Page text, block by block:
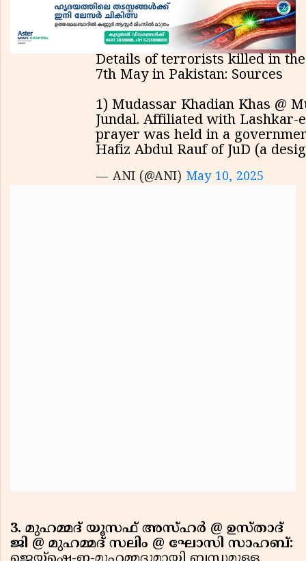
Details of terrorists killed in
7th May in Pakistan: Sources
1) Mudassar Khadian Khas @
Jundal. Affiliated with Lashkar-
prayer was held in a
Hafiz Abdul Rauf of JuD (a
— ANI (@ANI) May 10, 2025
3. മുഹമ്മദ് യൂസഫ് അസ്ഹർ @ ഉസ്താദ്
ജി @ മുഹമ്മദ് സലിം @ ഘോസി സാഹബ്: